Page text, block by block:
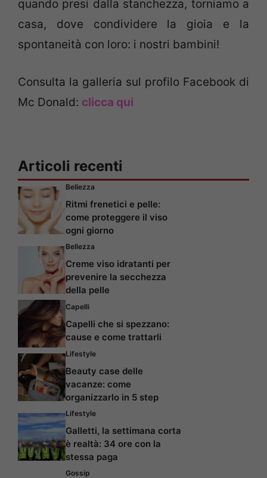
quando presi dalla stanchezza, torniamo a
casa, dove condividere la gioia e la
spontaneità con loro: i nostri bambini!
Consulta la galleria sul profilo Facebook di
Mc Donald: clicca qui
Articoli recenti
Bellezza
Ritmi frenetici e pelle:
come proteggere il viso
ogni giorno
Bellezza
Creme viso idratanti per
prevenire la secchezza
della pelle
Capelli
Capelli che si spezzano:
cause e come trattarli
Lifestyle
Beauty case delle
vacanze: come
organizzarlo in 5 step
Lifestyle
Galletti, la settimana corta
è realtà: 34 ore con la
stessa paga
Gossip